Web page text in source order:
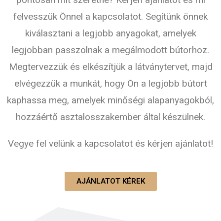
felvesszük Önnel a kapcsolatot. Segítünk önnek
kiválasztani a legjobb anyagokat, amelyek
legjobban passzolnak a megálmodott bútorhoz.
Megtervezzük és elkészítjük a látványtervet, majd
elvégezzük a munkát, hogy Ön a legjobb bútort
kaphassa meg, amelyek minőségi alapanyagokból,
hozzáértő asztalosszakember által készülnek.
Vegye fel velünk a kapcsolatot és kérjen ajánlatot!
AJÁNLATOT KÉREK